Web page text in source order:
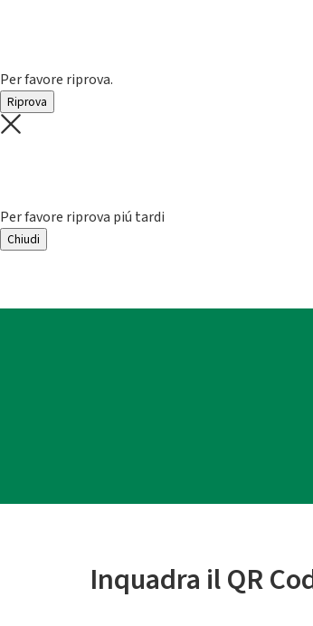
Per favore riprova.
Riprova
Per favore riprova piú tardi
Chiudi
Inquadra il QR